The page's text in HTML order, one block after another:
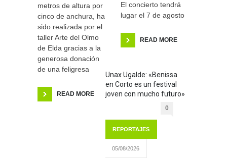
metros de altura por
cinco de anchura, ha
sido realizada por el
taller Arte del Olmo
de Elda gracias a la
generosa donación
de una feligresa
READ MORE
El concierto tendrá
lugar el 7 de agosto
READ MORE
Unax Ugalde: «Benissa
en Corto es un festival
joven con mucho futuro»
0
REPORTAJES
05/08/2026